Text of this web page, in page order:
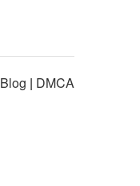
Blog | DMCA